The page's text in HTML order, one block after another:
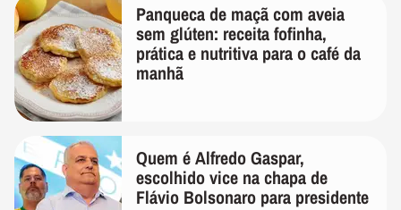
Panqueca de maçã com aveia
sem glúten: receita fofinha,
prática e nutritiva para o café da
manhã
Quem é Alfredo Gaspar,
escolhido vice na chapa de
Flávio Bolsonaro para presidente